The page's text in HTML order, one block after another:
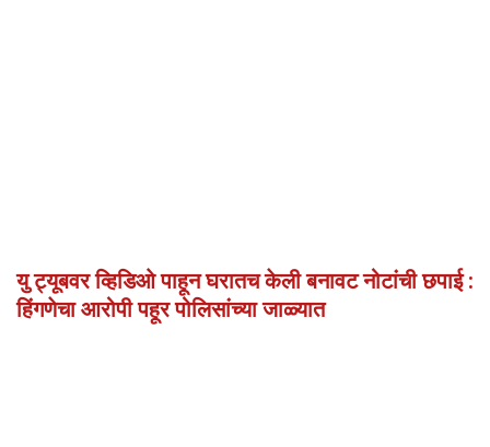
यु ट्यूबवर व्हिडिओ पाहून घरातच केली बनावट नोटांची छपाई :
हिंगणेचा आरोपी पहूर पोलिसांच्या जाळ्यात